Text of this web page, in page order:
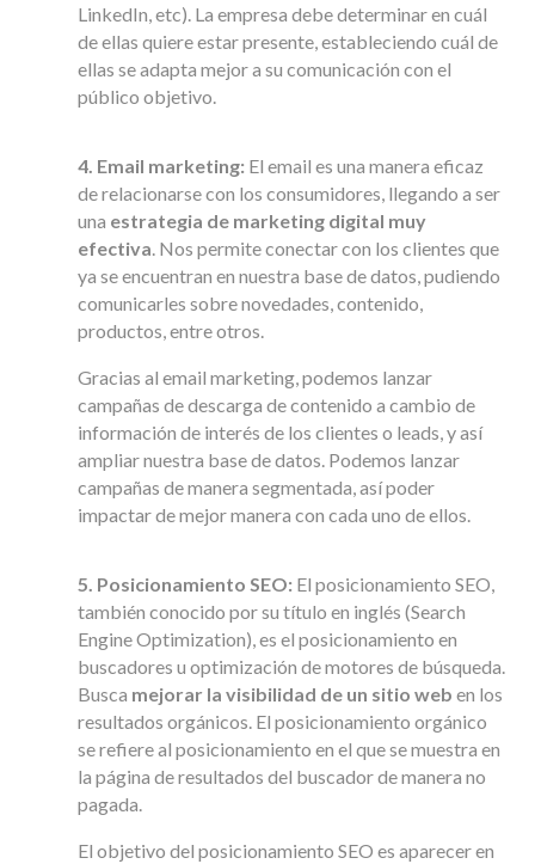
LinkedIn, etc). La empresa debe determinar en cuál
de ellas quiere estar presente, estableciendo cuál de
ellas se adapta mejor a su comunicación con el
público objetivo.
4. Email marketing: El email es una manera eficaz
de relacionarse con los consumidores, llegando a ser
una estrategia de marketing digital muy
efectiva . Nos permite conectar con los clientes que
ya se encuentran en nuestra base de datos, pudiendo
comunicarles sobre novedades, contenido,
productos, entre otros.
Gracias al email marketing, podemos lanzar
campañas de descarga de contenido a cambio de
información de interés de los clientes o leads, y así
ampliar nuestra base de datos. Podemos lanzar
campañas de manera segmentada, así poder
impactar de mejor manera con cada uno de ellos.
5. Posicionamiento SEO: El posicionamiento SEO,
también conocido por su título en inglés (Search
Engine Optimization), es el posicionamiento en
buscadores u optimización de motores de búsqueda.
Busca mejorar la visibilidad de un sitio web en los
resultados orgánicos. El posicionamiento orgánico
se refiere al posicionamiento en el que se muestra en
la página de resultados del buscador de manera no
pagada.
El objetivo del posicionamiento SEO es aparecer en